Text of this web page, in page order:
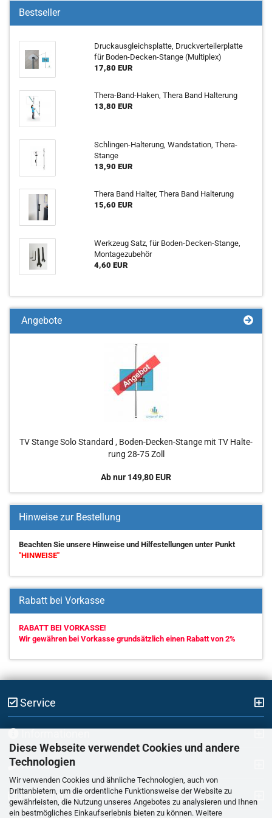
Diese Webseite verwendet Cookies und andere
Technologien
Wir verwenden Cookies und ähnliche Technologien, auch von
Drittanbietern, um die ordentliche Funktionsweise der Website zu
gewährleisten, die Nutzung unseres Angebotes zu analysieren und Ihnen
ein bestmögliches Einkaufserlebnis bieten zu können. Weitere
Bestseller
Druck­aus­gleichs­plat­te, Druck­ver­tei­ler­plat­te
für Boden-​Decken-Stange (Mul­ti­plex)
17,80 EUR
Thera-​Band-Haken, Thera Band Hal­te­rung
13,80 EUR
Schlingen-​Halterung, Wand­sta­ti­on, Thera-​
Stange
13,90 EUR
Thera Band Hal­ter, Thera Band Hal­te­rung
15,60 EUR
Werk­zeug Satz, für Boden-​Decken-Stange,
Mon­ta­ge­zu­be­hör
4,60 EUR
Angebote
TV Stan­ge Solo Stan­dard , Boden-​Decken-Stange mit TV Hal­te­
rung 28-75 Zoll
Ab nur 149,80 EUR
Hinweise zur Bestellung
Beachten Sie unsere Hinweise und Hilfestellungen unter Punkt
"HINWEISE"
Rabatt bei Vorkasse
RABATT BEI VORKASSE!
Wir gewähren bei Vorkasse grundsätzlich einen Rabatt von 2%
Service
Kontakt
Zahlung